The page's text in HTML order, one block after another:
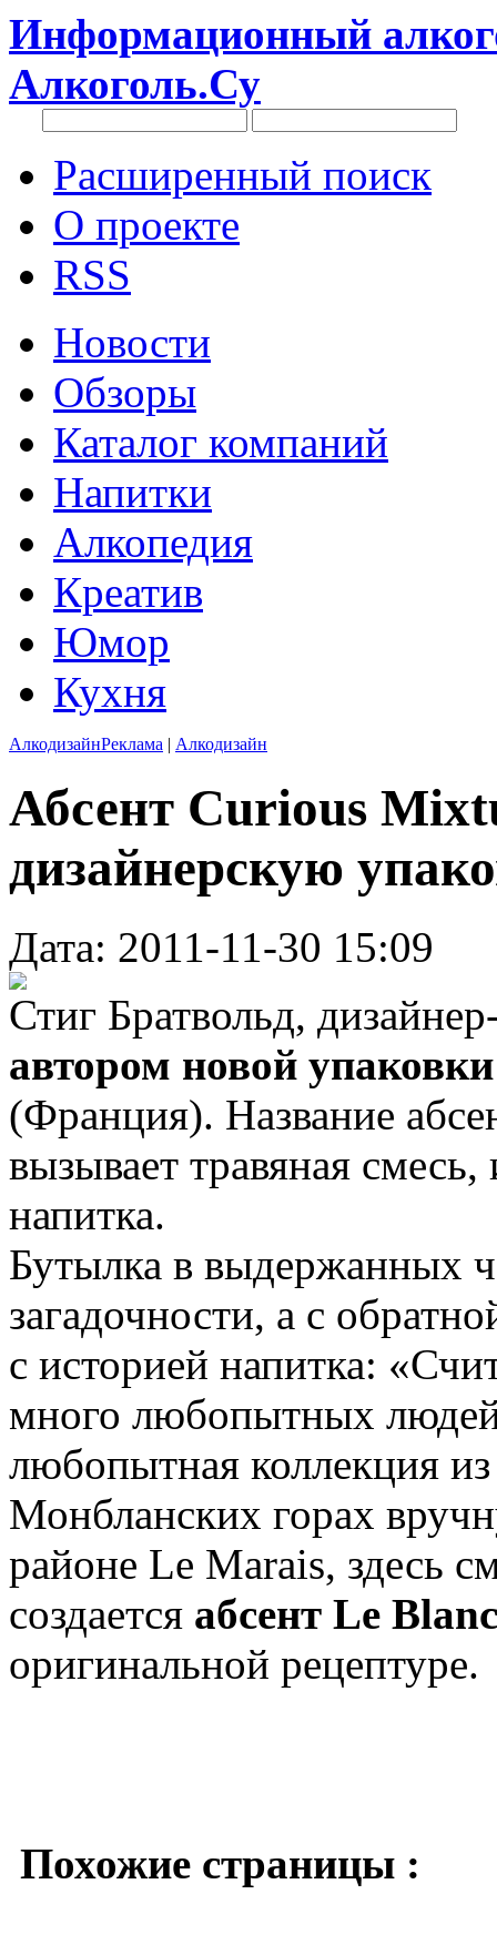
Информационный
Алкоголь.Су
Расширенный поиск
О проекте
RSS
Новости
Обзоры
Каталог компаний
Напитки
Алкопедия
Креатив
Юмор
Кухня
АлкодизайнРеклама | Алкодизайн
Абсент Curious
дизайнерскую
Дата: 2011-11-30 15:09
Стиг Братвольд,
автором новой
(Франция). Название
вызывает травяная
напитка.
Бутылка в выдержанных
загадочности, а с
с историей напитка:
много любопытных
любопытная коллекция
Монбланских горах
районе Le Marais, здесь
создается абсент Le
оригинальной рецептуре.
Похожие страницы :